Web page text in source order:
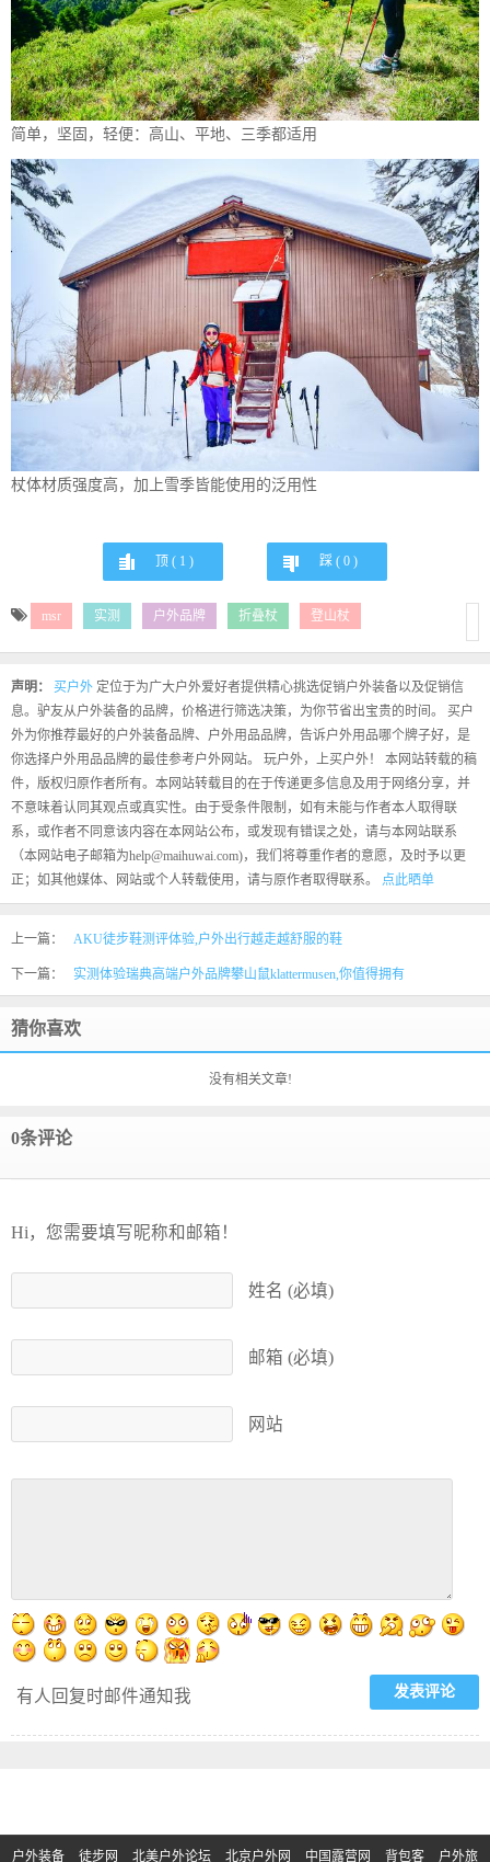
简单，坚固，轻便：高山、平地、三季都适用
杖体材质强度高，加上雪季皆能使用的泛用性
顶 ( 1 ) 踩 ( 0)
msr 实测 户外品牌 折叠杖 登山杖
声明： 买户外 定位于为广大户外爱好者提供精心挑选促销户外装备以及促销信
息。驴友从户外装备的品牌，价格进行筛选决策，为你节省出宝贵的时间。 买户
外为你推荐最好的户外装备品牌、户外用品品牌，告诉户外用品哪个牌子好，是
你选择户外用品品牌的最佳参考户外网站。 玩户外，上买户外！ 本网站转载的稿
件，版权归原作者所有。本网站转载目的在于传递更多信息及用于网络分享，并
不意味着认同其观点或真实性。由于受条件限制，如有未能与作者本人取得联
系，或作者不同意该内容在本网站公布，或发现有错误之处，请与本网站联系
（本网站电子邮箱为help@maihuwai.com)，我们将尊重作者的意愿，及时予以更
正；如其他媒体、网站或个人转载使用，请与原作者取得联系。 点此晒单
上一篇： AKU徒步鞋测评体验,户外出行越走越舒服的鞋
下一篇： 实测体验瑞典高端户外品牌攀山鼠klattermusen,你值得拥有
猜你喜欢
没有相关文章!
0条评论
Hi，您需要填写昵称和邮箱！
姓名 (必填)
邮箱 (必填)
网站
有人回复时邮件通知我
户外装备 徒步网 北美户外论坛 北京户外网 中国露营网 背包客 户外旅